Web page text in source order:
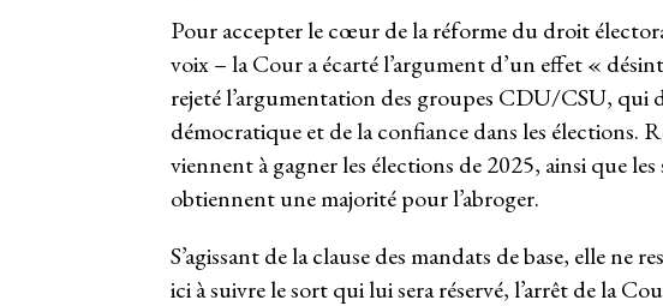
Pour accepter le cœur de la réforme du droit
voix – la Cour a écarté l’argument d’un effet «
rejeté l’argumentation des groupes CDU/CSU,
démocratique et de la confiance dans les élections.
viennent à gagner les élections de 2025, ainsi que
obtiennent une majorité pour l’abroger.
S’agissant de la clause des mandats de base, elle
ici à suivre le sort qui lui sera réservé, l’arrêt de la